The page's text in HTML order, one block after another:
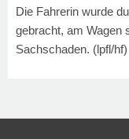
Die Fahrerin wurde
gebracht, am Wagen
Sachschaden. (lpfl/hf)